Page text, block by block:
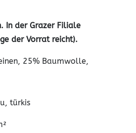
In der Grazer Filiale
der Vorrat reicht).
25% Baumwolle,
türkis